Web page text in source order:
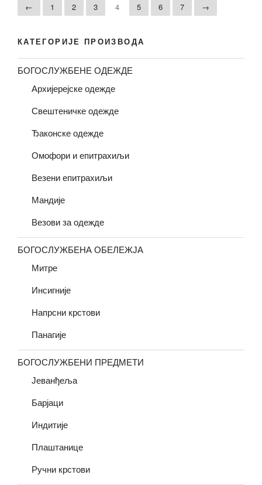
← 1 2 3 4 5 6 7 →
КАТЕГОРИЈЕ ПРОИЗВОДА
БОГОСЛУЖБЕНЕ ОДЕЖДЕ
Архијерејске одежде
Свештеничке одежде
Ђаконске одежде
Омофори и епитрахиљи
Везени епитрахиљи
Мандије
Везови за одежде
БОГОСЛУЖБЕНА ОБЕЛЕЖЈА
Митре
Инсигније
Напрсни крстови
Панагије
БОГОСЛУЖБЕНИ ПРЕДМЕТИ
Јеванђеља
Барјаци
Индитије
Плаштанице
Ручни крстови